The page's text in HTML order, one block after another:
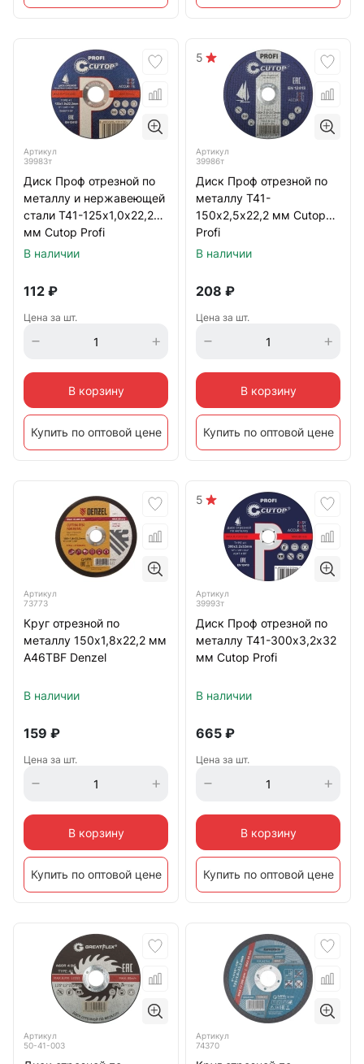
Артикул
39983т
Диск Проф отрезной по
металлу и нержавеющей
стали Т41-125х1,0х22,2
мм Cutop Profi
В наличии
112 ₽
Цена за шт.
В корзину
Купить по оптовой цене
5
Артикул
39986т
Диск Проф отрезной по
металлу Т41-
150х2,5х22,2 мм Cutop
Profi
В наличии
208 ₽
Цена за шт.
В корзину
Купить по оптовой цене
Артикул
73773
Круг отрезной по
металлу 150х1,8х22,2 мм
A46TBF Denzel
В наличии
159 ₽
Цена за шт.
В корзину
Купить по оптовой цене
5
Артикул
39993т
Диск Проф отрезной по
металлу Т41-300х3,2х32
мм Cutop Profi
В наличии
665 ₽
Цена за шт.
В корзину
Купить по оптовой цене
Артикул
50-41-003
Артикул
74370